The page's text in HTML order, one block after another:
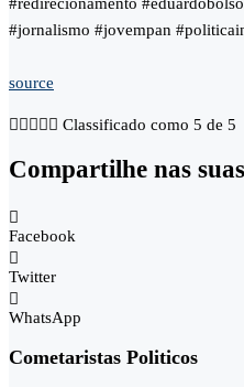
#redirecionamento
#jornalismo #jovempan
source
     Classificado como 5 de 5
Compartilhe nas
Facebook
Twitter
WhatsApp
Cometaristas Politicos